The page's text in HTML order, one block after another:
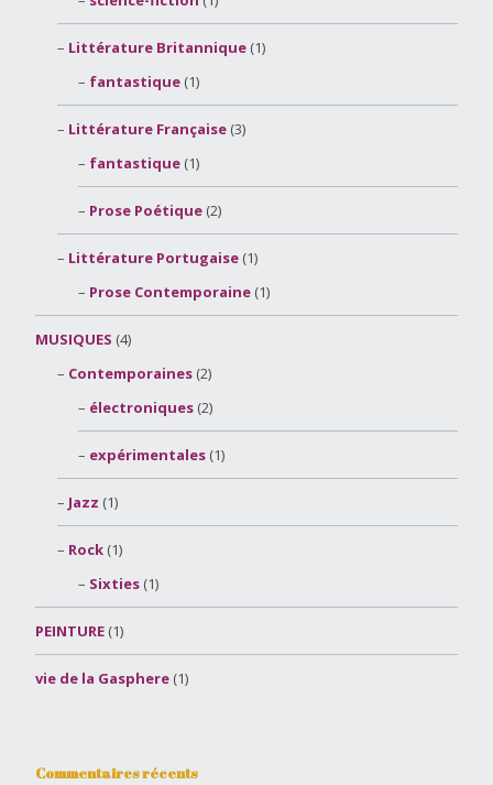
Littérature Britannique(1)
fantastique (1)
Littérature Française(3)
fantastique (1)
Prose Poétique (2)
Littérature Portugaise(1)
Prose Contemporaine (1)
MUSIQUES (4)
Contemporaines(2)
électroniques (2)
expérimentales (1)
Jazz (1)
Rock(1)
Sixties (1)
PEINTURE (1)
vie de la Gasphere (1)
Commentaires récents